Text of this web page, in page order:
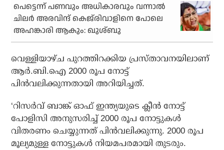
പെട്ടെന്ന് പണവും അധികാരവും വന്നാല്‍
ചിലര്‍ അരവിന്ദ് കെജ്‌രിവാളിനെ പോലെ
അഹങ്കാരി ആകും: ഖുശ്ബു
വെള്ളിയാഴ്ച പുറത്തിറക്കിയ പ്രസ്താവനയിലാണ്
ആര്‍.ബി.ഐ 2000 രൂപ നോട്ട്
പിന്‍വലിക്കുന്നതായി അറിയിച്ചത്.
‘റിസര്‍വ് ബാങ്ക് ഓഫ് ഇന്ത്യയുടെ ക്ലീന്‍ നോട്ട്
പോളിസി അനുസരിച്ച് 2000 രൂപ നോട്ടുകള്‍
വിതരണം ചെയ്യുന്നത് പിന്‍വലിക്കുന്നു. 2000 രൂപ
മൂല്യമുള്ള നോട്ടുകള്‍ നിയമപരമായി തുടരും.